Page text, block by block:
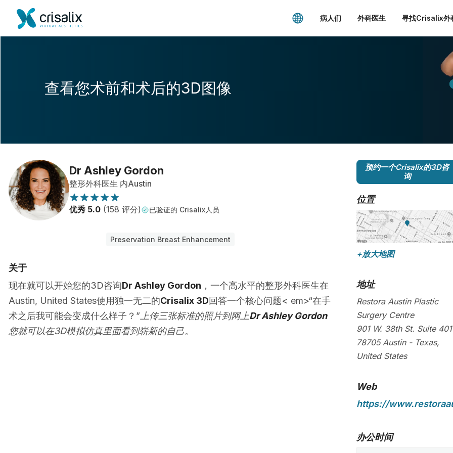
病人们 外科医生 寻找Crisalix外
查看您术前和术后的3D图像
Dr Ashley Gordon
整形外科医生 内Austin
优秀 5.0 (158 评分) 已验证的 Crisalix人员
Preservation Breast Enhancement
关于
现在就可以开始您的3D咨询Dr Ashley Gordon ，一个高水平的整形外科医生在
Austin, United States使用独一无二的Crisalix 3D回答一个核心问题< em>“在手
术之后我可能会变成什么样子？” 上传三张标准的照片到网上Dr Ashley Gordon
您就可以在3D模拟仿真里面看到崭新的自己。
预约一个Crisalix的3D咨
询
位置
+放大地图
地址
Restora Austin Plastic
Surgery Centre
901 W. 38th St. Suite 401
78705 Austin- Texas,
United States
Web
https://
办公时间